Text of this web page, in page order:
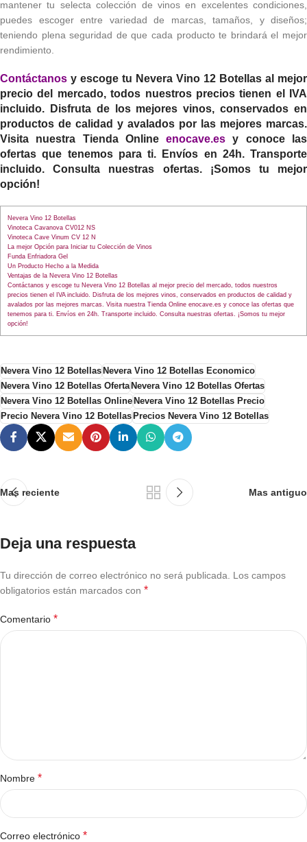
mantener tu selecta colección de vinos en excelentes condiciones,
puedes escoger entre variedad de marcas, tamaños, y diseños;
teniendo plena seguridad de que cada producto te brindará el mejor
rendimiento.
Contáctanos y escoge tu Nevera Vino 12 Botellas al mejor
precio del mercado, todos nuestros precios tienen el IVA
incluido. Disfruta de los mejores vinos, conservados en
productos de calidad y avalados por las mejores marcas.
Visita nuestra Tienda Onlineenocave.es y conoce las
ofertas que tenemos para ti. Envíos en 24h. Transporte
incluido. Consulta nuestras ofertas. ¡Somos tu mejor
opción!
Nevera Vino 12 Botellas
Vinoteca Cavanova CV012 NS
Vinoteca Cave Vinum CV 12 N
La mejor Opción para Iniciar tu Colección de Vinos
Funda Enfriadora Gel
Un Producto Hecho a la Medida
Ventajas de la Nevera Vino 12 Botellas
Contáctanos y escoge tu Nevera Vino 12 Botellas al mejor precio del mercado, todos nuestros
precios tienen el IVA incluido. Disfruta de los mejores vinos, conservados en productos de calidad y
avalados por las mejores marcas. Visita nuestra Tienda Online enocave.es y conoce las ofertas que
tenemos para ti. Envíos en 24h. Transporte incluido. Consulta nuestras ofertas. ¡Somos tu mejor
opción!
Nevera Vino 12 BotellasNevera Vino 12 Botellas Economico
Nevera Vino 12 Botellas OfertaNevera Vino 12 Botellas Ofertas
Nevera Vino 12 Botellas OnlineNevera Vino 12 Botellas Precio
Precio Nevera Vino 12 BotellasPrecios Nevera Vino 12 Botellas
Mas reciente Mas antiguo
Deja una respuesta
Tu dirección de correo electrónico no será publicada.
Los campos
obligatorios están marcados con *
Comentario *
Nombre *
Correo electrónico *